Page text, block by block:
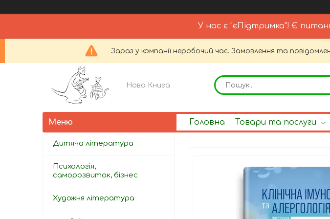
У нас є "єПідтримка"! Є
Зараз у компанії неробочий час. Замовлення та
Нова Книга
Головна Товари та послуги
Дитяча література
Психологія,
саморозвиток, бізнес
Художня література